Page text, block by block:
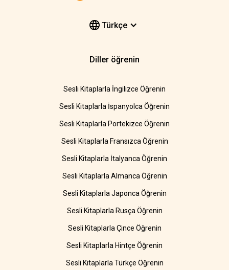
Türkçe
Diller öğrenin
Sesli Kitaplarla İngilizce Öğrenin
Sesli Kitaplarla İspanyolca Öğrenin
Sesli Kitaplarla Portekizce Öğrenin
Sesli Kitaplarla Fransızca Öğrenin
Sesli Kitaplarla İtalyanca Öğrenin
Sesli Kitaplarla Almanca Öğrenin
Sesli Kitaplarla Japonca Öğrenin
Sesli Kitaplarla Rusça Öğrenin
Sesli Kitaplarla Çince Öğrenin
Sesli Kitaplarla Hintçe Öğrenin
Sesli Kitaplarla Türkçe Öğrenin